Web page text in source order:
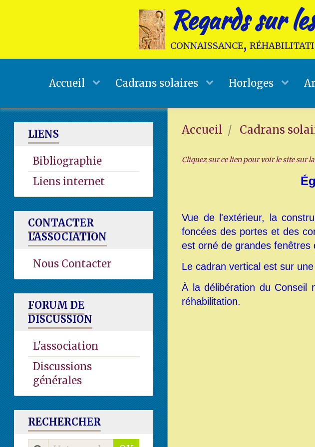
Regards sur
connaissance,
Accueil Cadrans solaires Horloges
Accueil Cadrans
Cliquez sur ce lien pour voir le site sur
Vue de l'extérieur, la
foncées des portes et des
est orné de grandes fenêtres
Le cadran vertical est sur
À la délibération du Conseil
réhabilitation.
LIENS
Bibliographie
Liens internet
CONTACTER
L'ASSOCIATION
Nous Contacter
FORUM DE
DISCUSSION
L'association
Discussions
générales
RECHERCHER